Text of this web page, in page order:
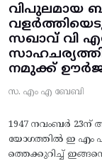
വിപുലമായ
സഖാവ് വി
നമുക്ക്
സ. എം എ ബേബി
1947 നവംബർ 23ന്
യോഗത്തിൽ ഇ എം
ത്തെക്കുറിച്ച്